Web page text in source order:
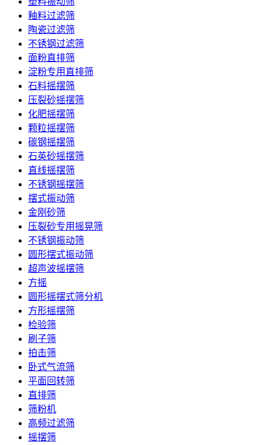
釉料过滤筛
陶瓷过滤筛
不锈钢过滤筛
面粉直排筛
淀粉专用直排筛
石料摇摆筛
压裂砂摇摆筛
化肥摇摆筛
颗粒摇摆筛
碳钢摇摆筛
石英砂摇摆筛
直线摇摆筛
不锈钢摇摆筛
摆式振动筛
金刚砂筛
压裂砂专用摇晃筛
不锈钢振动筛
圆形摆式振动筛
超声波摇摆筛
方摇
圆形摇摆式筛分机
方形摇摆筛
检验筛
刷子筛
拍击筛
卧式气流筛
平面回转筛
直排筛
筛粉机
高频过滤筛
摇摆筛